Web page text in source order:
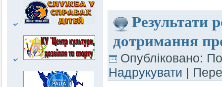
Результати
дотримання
Опубліковано:
Надрукувати |